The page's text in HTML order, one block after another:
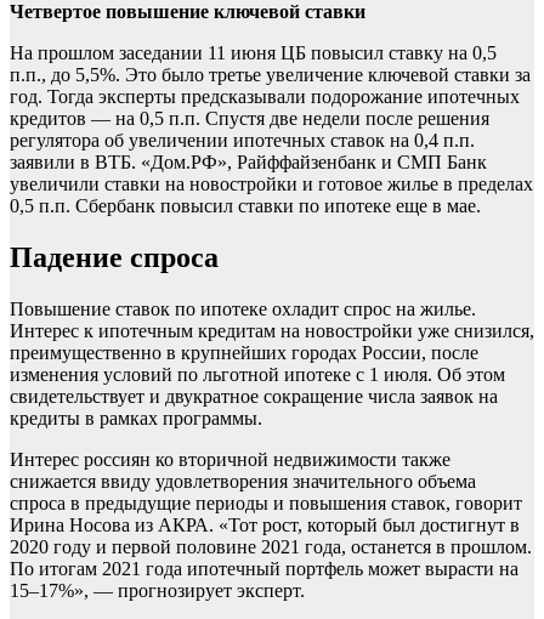
Четвертое повышение ключевой ставки
На прошлом заседании 11 июня ЦБ повысил ставку на 0,5
п.п., до 5,5%. Это было третье увеличение ключевой ставки за
год. Тогда эксперты предсказывали подорожание ипотечных
кредитов — на 0,5 п.п. Спустя две недели после решения
регулятора об увеличении ипотечных ставок на 0,4 п.п.
заявили в ВТБ. «Дом.РФ», Райффайзенбанк и СМП Банк
увеличили ставки на новостройки и готовое жилье в пределах
0,5 п.п. Сбербанк повысил ставки по ипотеке еще в мае.
Падение спроса
Повышение ставок по ипотеке охладит спрос на жилье.
Интерес к ипотечным кредитам на новостройки уже снизился,
преимущественно в крупнейших городах России, после
изменения условий по льготной ипотеке с 1 июля. Об этом
свидетельствует и двукратное сокращение числа заявок на
кредиты в рамках программы.
Интерес россиян ко вторичной недвижимости также
снижается ввиду удовлетворения значительного объема
спроса в предыдущие периоды и повышения ставок, говорит
Ирина Носова из АКРА. «Тот рост, который был достигнут в
2020 году и первой половине 2021 года, останется в прошлом.
По итогам 2021 года ипотечный портфель может вырасти на
15–17%», — прогнозирует эксперт.